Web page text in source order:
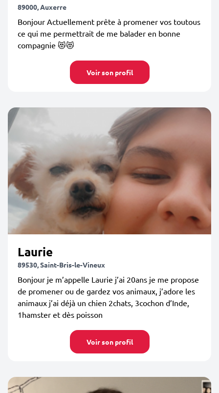
89000, Auxerre
Bonjour Actuellement prête à promener vos toutous
ce qui me permettrait de me balader en bonne
compagnie 😻😻
Voir son profil
Laurie
89530, Saint-Bris-le-Vineux
Bonjour je m’appelle Laurie j’ai 20ans je me propose
de promener ou de gardez vos animaux, j’adore les
animaux j’ai déjà un chien 2chats, 3cochon d’Inde,
1hamster et dès poisson
Voir son profil